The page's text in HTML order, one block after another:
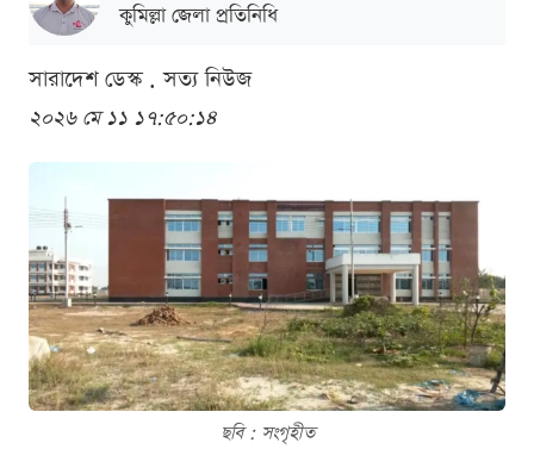
কুমিল্লা জেলা প্রতিনিধি
সারাদেশ ডেস্ক . সত্য নিউজ
২০২৬ মে ১১ ১৭:৫০:১৪
ছবি : সংগৃহীত